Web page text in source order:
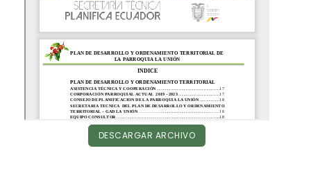
DESCARGAR ARCHIVO